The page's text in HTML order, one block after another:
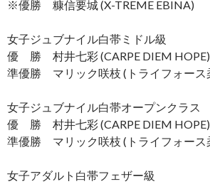
※優勝 糠信要城 (X-TREME EBINA)
女子ジュブナイル白帯ミドル級
優 勝 村井七彩 (CARPE DIEM HOPE)
準優勝 マリック咲枝 (トライフォース
女子ジュブナイル白帯オープンクラス
優 勝 村井七彩 (CARPE DIEM HOPE)
準優勝 マリック咲枝 (トライフォース
女子アダルト白帯フェザー級